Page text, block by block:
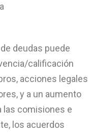
deudas puede
calificación
acciones legales
y a un aumento
las comisiones e
los acuerdos